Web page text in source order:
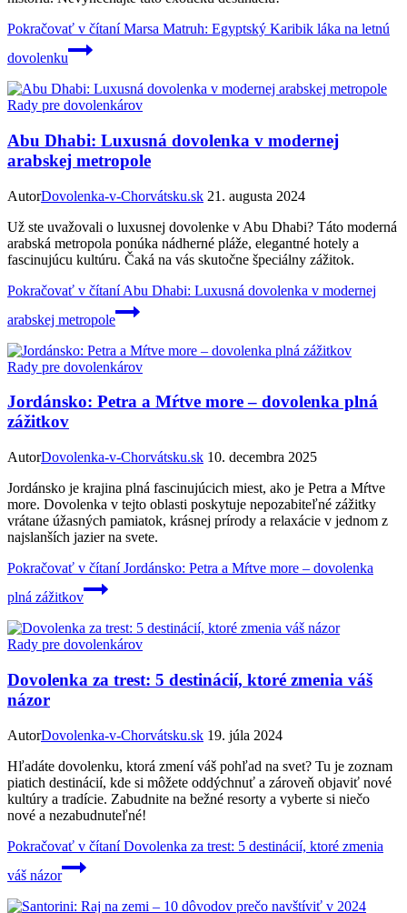
Pokračovať v čítaníMarsa Matruh: Egyptský Karibik láka na letnú
dovolenku
Rady pre dovolenkárov
Abu Dhabi: Luxusná dovolenka v modernej
arabskej metropole
AutorDovolenka-v-Chorvátsku.sk 21. augusta 2024
Už ste uvažovali o luxusnej dovolenke v Abu Dhabi? Táto moderná
arabská metropola ponúka nádherné pláže, elegantné hotely a
fascinujúcu kultúru. Čaká na vás skutočne špeciálny zážitok.
Pokračovať v čítaníAbu Dhabi: Luxusná dovolenka v modernej
arabskej metropole
Rady pre dovolenkárov
Jordánsko: Petra a Mŕtve more – dovolenka plná
zážitkov
AutorDovolenka-v-Chorvátsku.sk 10. decembra 2025
Jordánsko je krajina plná fascinujúcich miest, ako je Petra a Mŕtve
more. Dovolenka v tejto oblasti poskytuje nepozabiteľné zážitky
vrátane úžasných pamiatok, krásnej prírody a relaxácie v jednom z
najslanších jazier na svete.
Pokračovať v čítaníJordánsko: Petra a Mŕtve more – dovolenka
plná zážitkov
Rady pre dovolenkárov
Dovolenka za trest: 5 destinácií, ktoré zmenia váš
názor
AutorDovolenka-v-Chorvátsku.sk 19. júla 2024
Hľadáte dovolenku, ktorá zmení váš pohľad na svet? Tu je zoznam
piatich destinácií, kde si môžete oddýchnuť a zároveň objaviť nové
kultúry a tradície. Zabudnite na bežné resorty a vyberte si niečo
nové a nezabudnuteľné!
Pokračovať v čítaníDovolenka za trest: 5 destinácií, ktoré zmenia
váš názor